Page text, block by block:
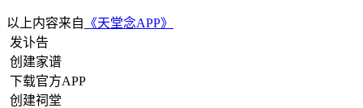
以上内容来自 《天堂念APP》
发讣告
创建家谱
下载官方APP
创建祠堂